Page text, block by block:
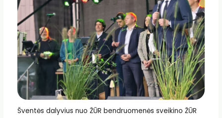
Šventės dalyvius nuo ŽŪR bendruomenės sveikino ŽŪR